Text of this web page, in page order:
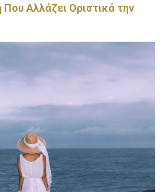
Αλλάζει Οριστικά την